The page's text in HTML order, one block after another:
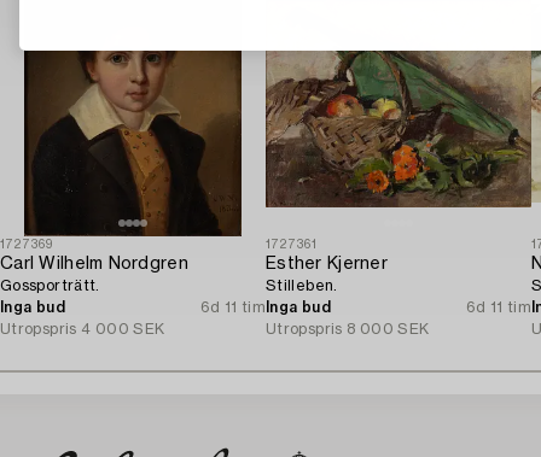
1727369
Carl Wilhelm Nordgren
Gossporträtt.
Inga bud
6d 11 tim
Utropspris 4 000 SEK
1727361
Esther Kjerner
Stilleben.
Inga bud
6d 11 tim
Utropspris 8 000 SEK